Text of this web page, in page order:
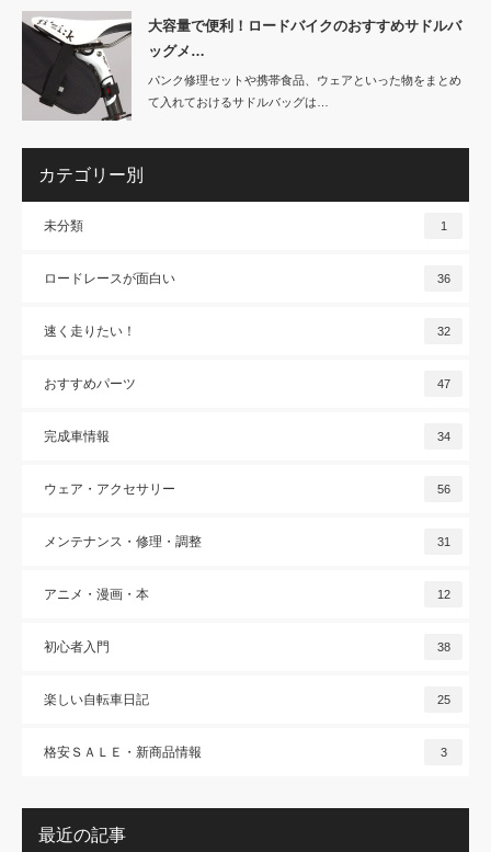
大容量で便利！ロードバイクのおすすめサドルバ
ッグメ…
パンク修理セットや携帯食品、ウェアといった物をまとめ
て入れておけるサドルバッグは…
カテゴリー別
未分類 1
ロードレースが面白い 36
速く走りたい！ 32
おすすめパーツ 47
完成車情報 34
ウェア・アクセサリー 56
メンテナンス・修理・調整 31
アニメ・漫画・本 12
初心者入門 38
楽しい自転車日記 25
格安ＳＡＬＥ・新商品情報 3
最近の記事